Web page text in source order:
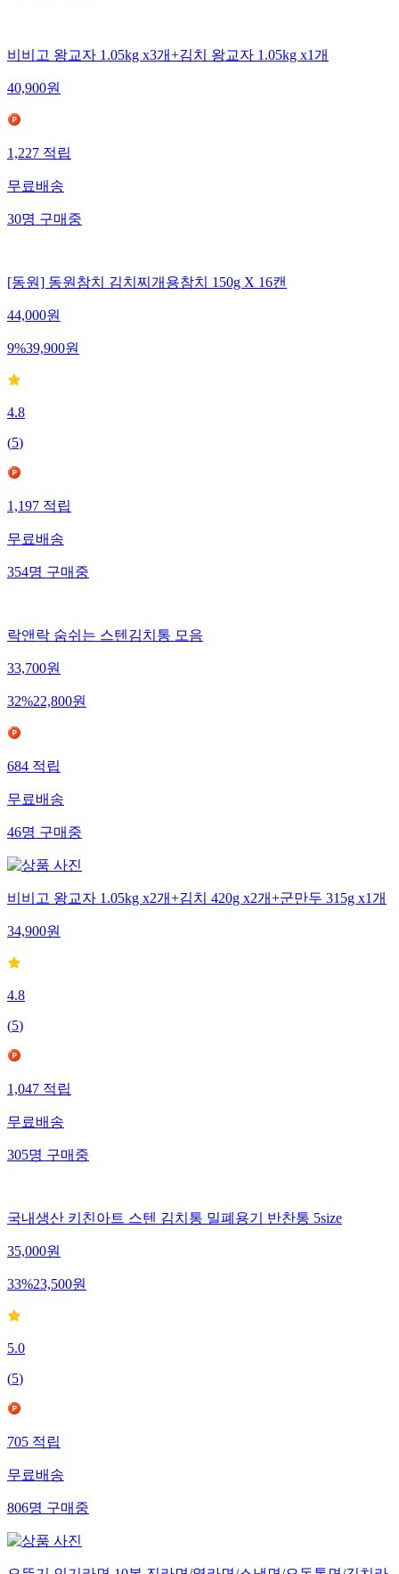
비비고 왕교자 1.05kg x3개+김치 왕교자 1.05kg x1개
40,900원
1,227적립
무료배송
30명구매중
[동원] 동원참치 김치찌개용참치 150g X 16캔
44,000원
9%39,900원
4.8
(5)
1,197적립
무료배송
354명구매중
락앤락 숨쉬는 스텐김치통 모음
33,700원
32%22,800원
684적립
무료배송
46명구매중
비비고 왕교자 1.05kg x2개+김치 420g x2개+군만두 315g x1개
34,900원
4.8
(5)
1,047적립
무료배송
305명구매중
국내생산 키친아트 스텐 김치통 밀폐용기 반찬통 5size
35,000원
33%23,500원
5.0
(5)
705적립
무료배송
806명구매중